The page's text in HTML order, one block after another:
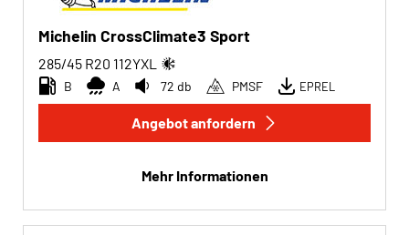
Michelin CrossClimate3 Sport
285/45 R20 112YXL
B A 72 db PMSF EPREL
Angebot anfordern
Mehr Informationen